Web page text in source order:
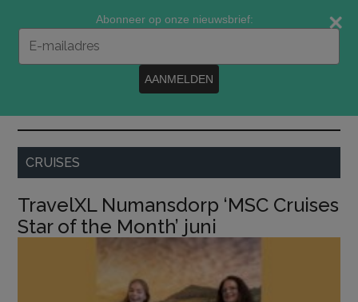
naar
naar
naar
CRUISES
TravelXL Numansdorp ‘MSC Cruises
Star of the Month’ juni
Abonneer op onze nieuwsbrief:
e-
AANMELDEN